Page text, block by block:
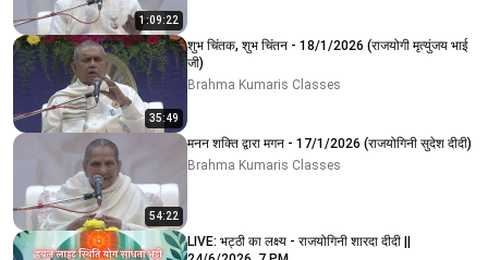
1:09:22
35:49
शुभ चिंतक, शुभ चिंतन - 18/1/2026 (राजयोगी मृत्युंजय भाई
जी)
Brahma Kumaris Classes
54:22
मनन शक्ति द्वारा मगन - 17/1/2026 (राजयोगिनी सुदेश दीदी)
Brahma Kumaris Classes
LIVE: भट्ठी का लक्ष्य - राजयोगिनी शारदा दीदी ||